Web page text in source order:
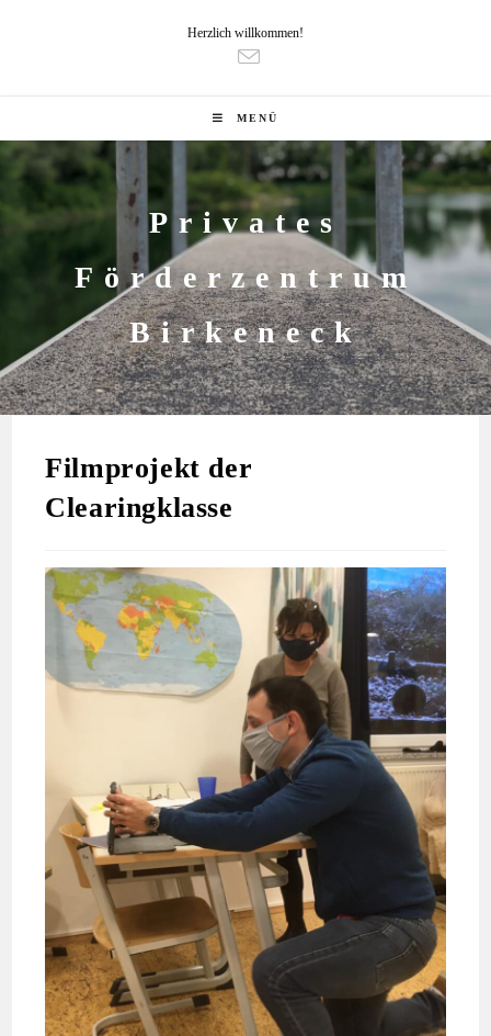
Herzlich willkommen!
MENÜ
Privates
Förderzentrum
Birkeneck
Filmprojekt der
Clearingklasse